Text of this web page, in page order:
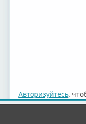
Авторизуйтесь,